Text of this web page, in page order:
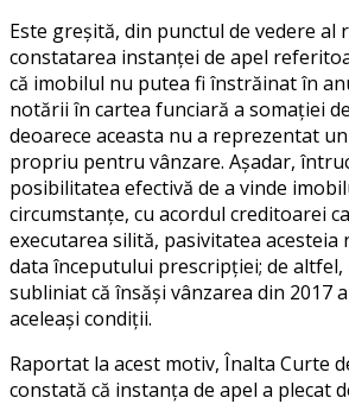
Este greşită, din punctul de vedere al
constatarea instanţei de apel
că imobilul nu putea fi înstrăinat în
notării în cartea funciară a somaţiei
deoarece aceasta nu a reprezentat
propriu pentru vânzare. Aşadar,
posibilitatea efectivă de a vinde
circumstanţe, cu acordul creditoarei
executarea silită, pasivitatea
data începutului prescripţiei; de altfel,
subliniat că însăşi vânzarea din 2017
aceleaşi condiţii.
Raportat la acest motiv, Înalta Curte
constată că instanţa de apel a plecat